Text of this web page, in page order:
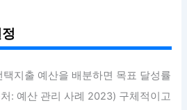
지출 예산을 배분하면 목표 달성률
: 예산 관리 사례 2023) 구체적이고